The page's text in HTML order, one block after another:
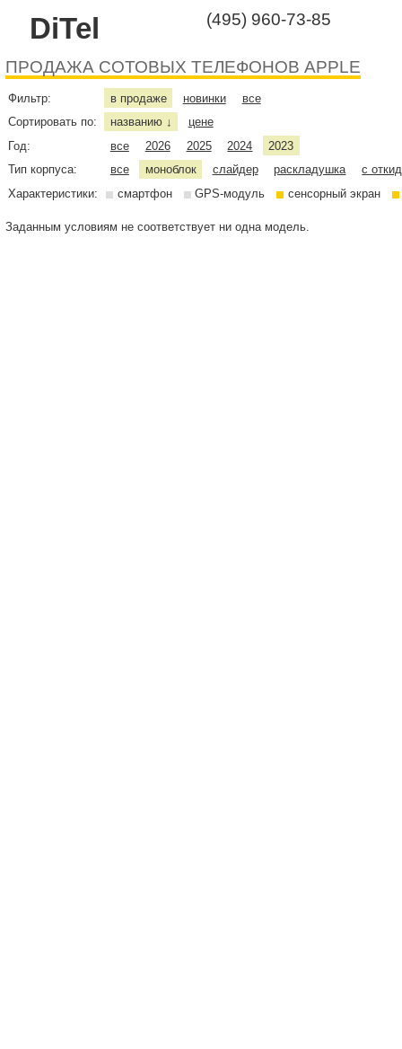
DiTel (495) 960-73-85
ПРОДАЖА СОТОВЫХ ТЕЛЕФОНОВ APPLE
Фильтр: в продаже новинки
все
Сортировать по:
названию ↓
цене
Год:
все 2026 2025 2024
2023
Тип корпуса:
все моноблок слайдер раскладушка
с
Характеристики:
смартфон GPS-модуль сенсорный экран
Заданным условиям не соответствует ни одна модель.